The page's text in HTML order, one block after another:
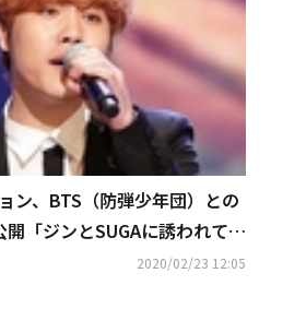
ン、BTS（防弾少年団）との
「ジンとSUGAに誘われて釣
2020/02/23 12:05